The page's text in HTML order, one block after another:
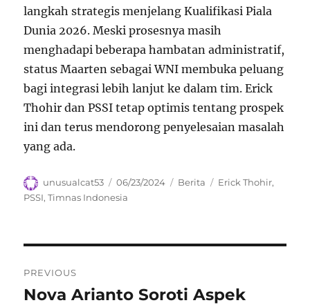
langkah strategis menjelang Kualifikasi Piala
Dunia 2026. Meski prosesnya masih
menghadapi beberapa hambatan administratif,
status Maarten sebagai WNI membuka peluang
bagi integrasi lebih lanjut ke dalam tim. Erick
Thohir dan PSSI tetap optimis tentang prospek
ini dan terus mendorong penyelesaian masalah
yang ada.
Author
unusualcat53
Posted
on
06/23/2024 Categories
Berita Tags
Erick Thohir,
PSSI,Timnas Indonesia
pos
PREVIOUS
Previous
Nova Arianto Soroti Aspek